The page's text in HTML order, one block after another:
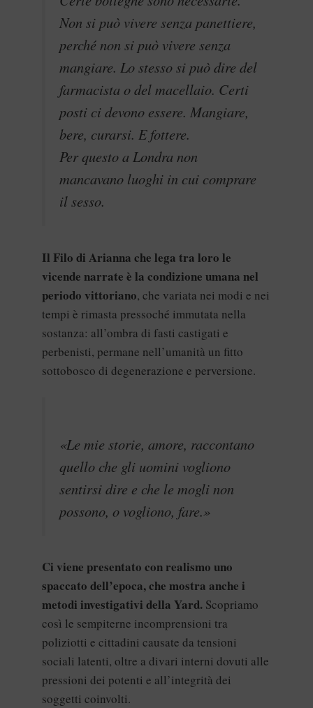
Non si può vivere senza panettiere,
perché non si può vivere senza
mangiare. Lo stesso si può dire del
farmacista o del macellaio. Certi
posti ci devono essere. Mangiare,
bere, curarsi. E fottere.
Per questo a Londra non
mancavano luoghi in cui comprare
il sesso.
Il Filo di Arianna che lega tra loro le
vicende narrate è la condizione umana nel
periodo vittoriano, che variata nei modi e nei
tempi è rimasta pressoché immutata nella
sostanza: all’ombra di fasti castigati e
perbenisti, permane nell’umanità un fitto
sottobosco di degenerazione e perversione.
«Le mie storie, amore, raccontano
quello che gli uomini vogliono
sentirsi dire e che le mogli non
possono, o vogliono, fare.»
Ci viene presentato con realismo uno
spaccato dell’epoca, che mostra anche i
metodi investigativi della Yard. Scopriamo
così le sempiterne incomprensioni tra
poliziotti e cittadini causate da tensioni
sociali latenti, oltre a divari interni dovuti alle
pressioni dei potenti e all’integrità dei
soggetti coinvolti.